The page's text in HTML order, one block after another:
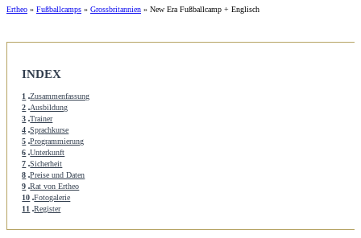
Ertheo » Fußballcamps » Grossbritannien » New Era Fußballcamp + Englisch
INDEX
1 Zusammenfassung
2 Ausbildung
3 Trainer
4 Sprachkurse
5 Programmierung
6 Unterkunft
7 Sicherheit
8 Preise und Daten
9 Rat von Ertheo
10 Fotogalerie
11 Register